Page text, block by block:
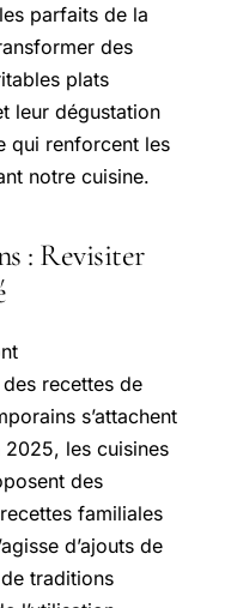
parfaits de la
des
plats
leur dégustation
qui renforcent les
notre cuisine.
: Revisiter
recettes de
s’attachent
les cuisines
des
familiales
d’ajouts de
traditions